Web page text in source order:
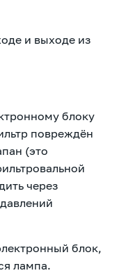
и выходе из
блоку
повреждён
(это
через
блок,
лампа.